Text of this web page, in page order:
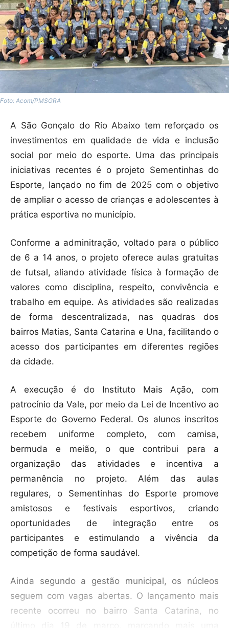
Foto: Acom/PMSGRA
A São Gonçalo do Rio Abaixo tem reforçado os
investimentos em qualidade de vida e inclusão
social por meio do esporte. Uma das principais
iniciativas recentes é o projeto Sementinhas do
Esporte, lançado no fim de 2025 com o objetivo
de ampliar o acesso de crianças e adolescentes à
prática esportiva no município.
Conforme a adminitração, voltado para o público
de 6 a 14 anos, o projeto oferece aulas gratuitas
de futsal, aliando atividade física à formação de
valores como disciplina, respeito, convivência e
trabalho em equipe. As atividades são realizadas
de forma descentralizada, nas quadras dos
bairros Matias, Santa Catarina e Una, facilitando o
acesso dos participantes em diferentes regiões
da cidade.
A execução é do Instituto Mais Ação, com
patrocínio da Vale, por meio da Lei de Incentivo ao
Esporte do Governo Federal. Os alunos inscritos
recebem uniforme completo, com camisa,
bermuda e meião, o que contribui para a
organização das atividades e incentiva a
permanência no projeto. Além das aulas
regulares, o Sementinhas do Esporte promove
amistosos e festivais esportivos, criando
oportunidades de integração entre os
participantes e estimulando a vivência da
competição de forma saudável.
Ainda segundo a gestão municipal, os núcleos
seguem com vagas abertas. O lançamento mais
recente ocorreu no bairro Santa Catarina, no